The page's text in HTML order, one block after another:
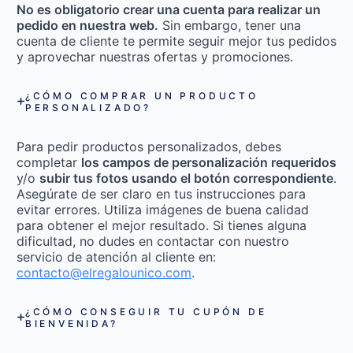
No es obligatorio crear una cuenta para realizar un
pedido en nuestra web. Sin embargo, tener una
cuenta de cliente te permite seguir mejor tus pedidos
y aprovechar nuestras ofertas y promociones.
¿CÓMO COMPRAR UN PRODUCTO
PERSONALIZADO?
Para pedir productos personalizados, debes
completar los campos de personalización requeridos
y/o subir tus fotos usando el botón correspondiente.
Asegúrate de ser claro en tus instrucciones para
evitar errores. Utiliza imágenes de buena calidad
para obtener el mejor resultado. Si tienes alguna
dificultad, no dudes en contactar con nuestro
servicio de atención al cliente en:
contacto@elregalounico.com.
¿CÓMO CONSEGUIR TU CUPÓN DE
BIENVENIDA?